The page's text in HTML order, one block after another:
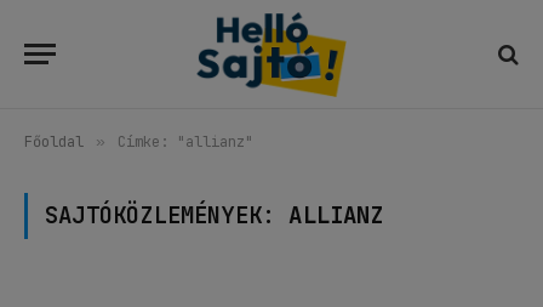
Főoldal » Címke: "allianz"
SAJTÓKÖZLEMÉNYEK:ALLIANZ